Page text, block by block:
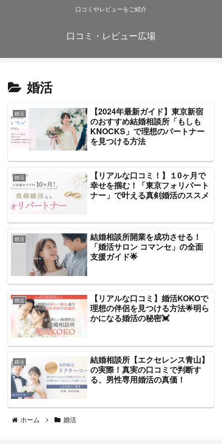
口コミやレビューをご紹介
口コミ・レビュー広場
婚活
婚活
【2024年最新ガイド】東京新宿
のおすすめ結婚相談所「もしも
KNOCKS」で理想のパートナー
を見つける方法
婚活
【リアルな口コミ！】１0ヶ月で
幸せを掴む！「東京フォリパート
ナー」で叶える真剣婚活のススメ
婚活
結婚相談所開業を成功させる！
「婚活サロン コマンセ」の全面
支援ガイド🌟
婚活
【リアルな口コミ】婚活KOKOで
理想の伴侶を見つける方法🌟明ら
かになる婚活の秘密💓
婚活
結婚相談所【エクセレンス青山】
の実際！真実の口コミで判断す
る、男性専用婚活の真価！
ホーム 婚活